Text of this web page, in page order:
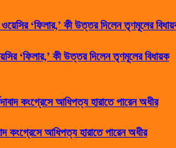
‘ফিলার,’ কী উত্তর দিলেন তৃণমূলের বিধায়ক
কংগ্রেসে আধিপত্য হারাতে পারেন অধীর